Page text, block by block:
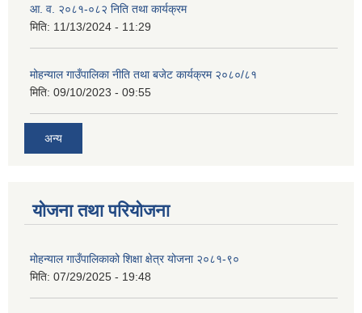
आ. व. २०८१-०८२ निति तथा कार्यक्रम
मिति: 11/13/2024 - 11:29
मोहन्याल गाउँपालिका नीति तथा बजेट कार्यक्रम २०८०/८१
मिति: 09/10/2023 - 09:55
अन्य
योजना तथा परियोजना
मोहन्याल गाउँपालिकाको शिक्षा क्षेत्र योजना २०८१-९०
मिति: 07/29/2025 - 19:48